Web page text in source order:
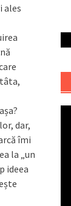
ales
dar,
îmi
la „un
ideea